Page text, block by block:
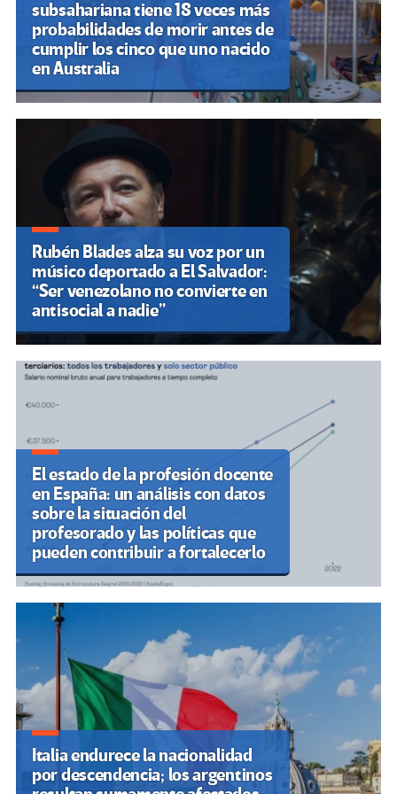
subsahariana tiene 18 veces más
probabilidades de morir antes de
cumplir los cinco que uno nacido
en Australia
Rubén Blades alza su voz por un
músico deportado a El Salvador:
“Ser venezolano no convierte en
antisocial a nadie”
El estado de la profesión docente
en España: un análisis con datos
sobre la situación del
profesorado y las políticas que
pueden contribuir a fortalecerlo
Italia endurece la nacionalidad
por descendencia; los argentinos